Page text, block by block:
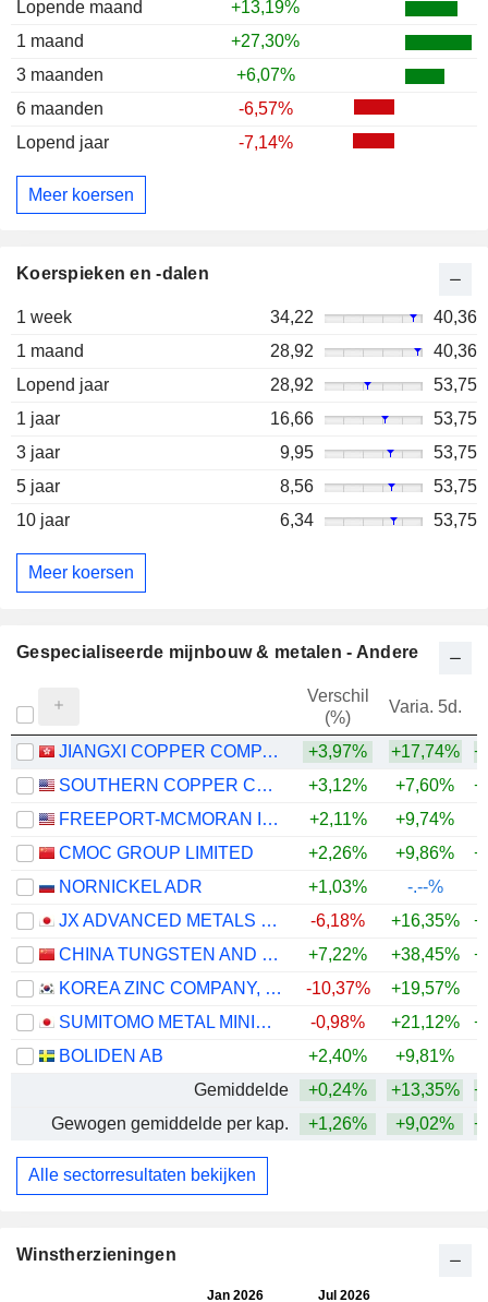
Lopende maand
+13,19%
1 maand
+27,30%
3 maanden
+6,07%
6 maanden
-6,57%
Lopend jaar
-7,14%
Meer koersen
Koerspieken en -dalen
1 week 34,22
40,36
1 maand
28,92
40,36
Lopend jaar
28,92
53,75
1 jaar
16,66
53,75
3 jaar
9,95
53,75
5 jaar
8,56
53,75
10 jaar
6,34 53,75
Meer koersen
Gespecialiseerde mijnbouw & metalen - Andere
Verschil
(%)
Varia. 5d.
JIANGXI COPPER COMPANY LIMITED +3,97% +17,74%
SOUTHERN COPPER CORPORATION
+3,12% +7,60%
FREEPORT-MCMORAN INC.
+2,11% +9,74%
CMOC GROUP LIMITED
+2,26% +9,86%
NORNICKEL ADR
+1,03%
-.--%
JX ADVANCED METALS CORPORATION
-6,18% +16,35%
CHINA TUNGSTEN AND HIGHTECH MATERIALS CO.,LTD
+7,22% +38,45%
KOREA ZINC COMPANY, LTD.
-10,37% +19,57%
SUMITOMO METAL MINING CO., LTD.
-0,98% +21,12%
BOLIDEN AB
+2,40% +9,81%
Gemiddelde
+0,24% +13,35%
Gewogen gemiddelde per kap.
+1,26% +9,02%
Alle sectorresultaten bekijken
Winstherzieningen